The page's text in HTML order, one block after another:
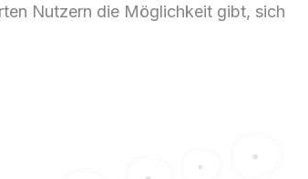
Nutzern die Möglichkeit gibt, sich